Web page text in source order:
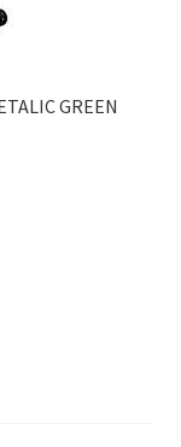
GREEN